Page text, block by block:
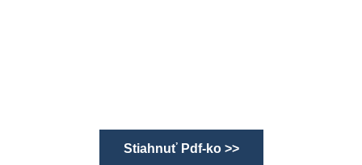
Stiahnuť Pdf-ko >>